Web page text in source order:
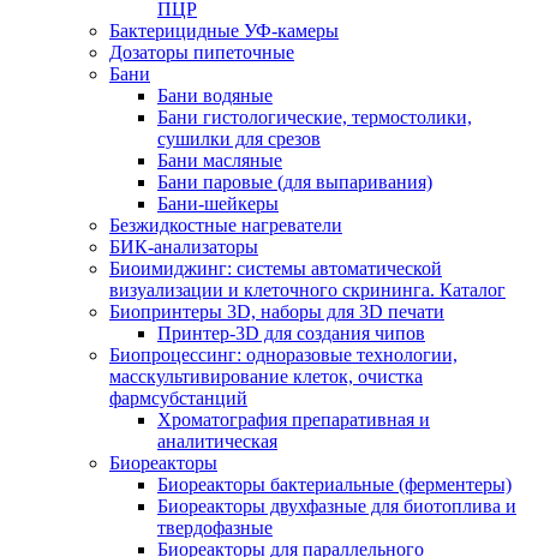
ПЦР
Бактерицидные УФ-камеры
Дозаторы пипеточные
Бани
Бани водяные
Бани гистологические, термостолики,
сушилки для срезов
Бани масляные
Бани паровые (для выпаривания)
Бани-шейкеры
Безжидкостные нагреватели
БИК-анализаторы
Биоимиджинг: системы автоматической
визуализации и клеточного скрининга. Каталог
Биопринтеры 3D, наборы для 3D печати
Принтер-3D для создания чипов
Биопроцессинг: одноразовые технологии,
масскультивирование клеток, очистка
фармсубстанций
Хроматография препаративная и
аналитическая
Биореакторы
Биореакторы бактериальные (ферментеры)
Биореакторы двухфазные для биотоплива и
твердофазные
Биореакторы для параллельного